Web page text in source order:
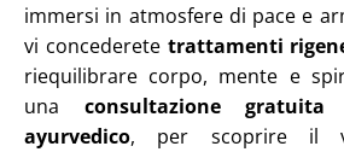
immersi in atmosfere di pace e
vi concederete trattamenti
riequilibrare corpo, mente e
una consultazione
ayurvedico, per scoprire il